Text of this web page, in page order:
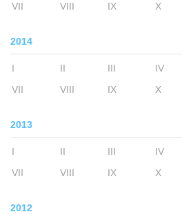
VII
VIII IX X
2014
I II III IV
VII
VIII IX X
2013
I II III IV
VII
VIII IX X
2012